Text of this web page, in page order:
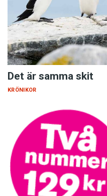
Det är samma skit
KRÖNIKOR